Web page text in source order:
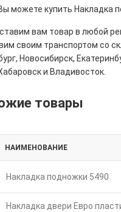
можете купить Накладка
вам товар в любой
своим транспортом со
Новосибирск,
и Владивосток.
товары
НАИМЕНОВАНИЕ
Накладка подножки 5490
Накладка двери Евро